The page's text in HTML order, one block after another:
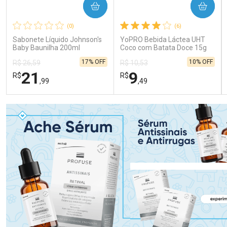
(0)
Sabonete Líquido Johnson's
Baby Baunilha 200ml
R$ 26,59
R$21 ,99
17% OFF
COMPRAR
FECHAR
Laboratório
Ativar Desconto
FECHAR
Por Menos
(6)
YoPRO Bebida Láctea UHT
Coco com Batata Doce 15g
R$ 10,53
R$9,49
10% OFF
COMPRAR
Laboratório
Ativar Desconto
Por Menos